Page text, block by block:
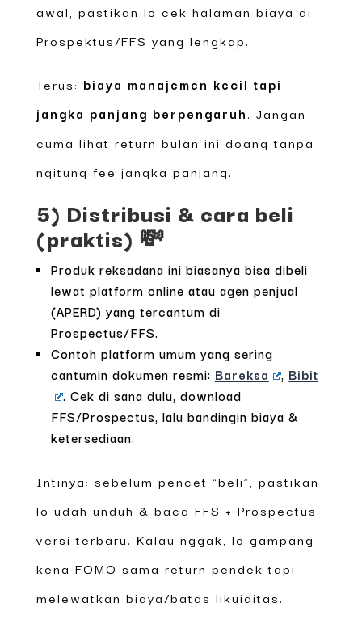
awal, pastikan lo cek halaman biaya di
Prospektus/FFS yang lengkap.
Terus: biaya manajemen kecil tapi
jangka panjang berpengaruh. Jangan
cuma lihat return bulan ini doang tanpa
ngitung fee jangka panjang.
5) Distribusi & cara beli
(praktis) 💸
Produk reksadana ini biasanya bisa dibeli
lewat platform online atau agen penjual
(APERD) yang tercantum di
Prospectus/FFS.
Contoh platform umum yang sering
cantumin dokumen resmi: Bareksa , Bibit
. Cek di sana dulu, download
FFS/Prospectus, lalu bandingin biaya &
ketersediaan.
Intinya: sebelum pencet “beli”, pastikan
lo udah unduh & baca FFS + Prospectus
versi terbaru. Kalau nggak, lo gampang
kena FOMO sama return pendek tapi
melewatkan biaya/batas likuiditas.